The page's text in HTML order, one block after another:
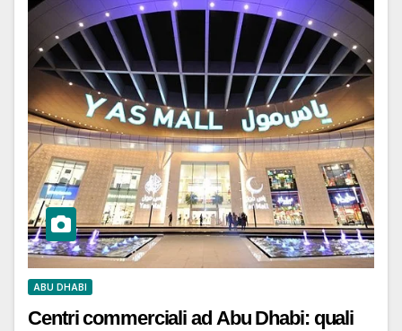
ABU DHABI
Centri commerciali ad Abu Dhabi: quali